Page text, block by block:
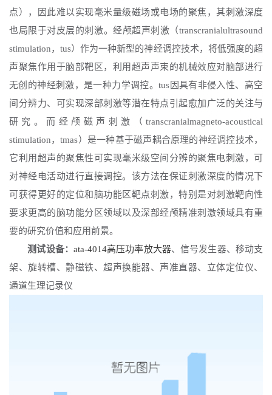
点），因此难以实现毫米量级磁场或电场的聚焦，其刺激深度
也局限于对皮层的刺激。经颅超声刺激（transcranialultrasound
stimulation，tus）作为一种新型的神经调控技术，将低强度的超
声聚焦作用于脑部靶区，利用超声声束的机械效应对脑部进行
无创的神经刺激，是一种力学调控。tus因具有非侵入性、高空
间分辨力、可实现深部刺激等潜在特点引起愈加广泛的关注与
研究。而经颅磁声刺激（transcranialmagneto-acoustical
stimulation，tmas）是一种基于磁声耦合原理的神经调控技术，
它利用超声的聚焦性可实现毫米级空间分辨的聚焦电刺激，可
对神经电活动进行直接调控。该方法在保证刺激深度的情况下
可获得更好的定位和脑功能区靶点刺激，特别是对刺激靶向性
要求更高的脑功能分区领域以及深部经颅精准刺激领域具有重
要的研究价值和应用前景。
测试设备： ata-4014高压功率放大器、信号发生器、移动支
架、旋转槽、静磁铁、超声换能器、声准直器、立体定位仪、
通道生理记录仪